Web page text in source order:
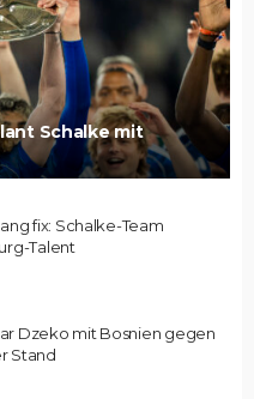
Schalke mit
fix: Schalke-Team
Talent
Dzeko mit Bosnien gegen
Stand